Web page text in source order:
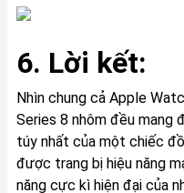
6. Lời kết:
Nhìn chung cả Apple
Series 8 nhôm đều mang
túy nhất của một chiếc
được trang bị hiệu năng
năng cực kì hiện đại của